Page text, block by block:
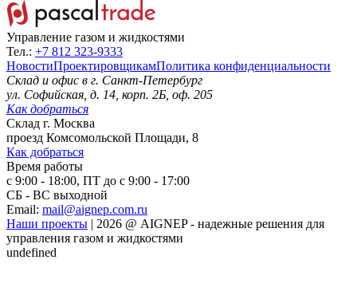
Управление газом и жидкостями
Тел.: +7 812 323-9333
НовостиПроектировщикамПолитика конфиденциальности
Склад и офис в г. Санкт-Петербург
ул. Софийская, д. 14, корп. 2Б, оф. 205
Как добраться
Склад г. Москва
проезд Комсомольской Площади, 8
Как добраться
Время работы
с 9:00 - 18:00, ПТ до с 9:00 - 17:00
СБ - ВС выходной
Email: mail@aignep.com.ru
Наши проекты | 2026 @ AIGNEP - надежные решения для
управления газом и жидкостями
undefined